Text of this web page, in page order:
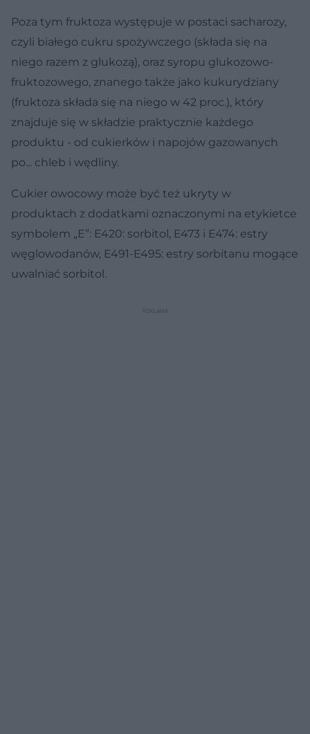
Poza tym fruktoza występuje w postaci sacharozy,
czyli białego cukru spożywczego (składa się na
niego razem z glukozą), oraz syropu glukozowo-
fruktozowego, znanego także jako kukurydziany
(fruktoza składa się na niego w 42 proc.), który
znajduje się w składzie praktycznie każdego
produktu - od cukierków i napojów gazowanych
po... chleb i wędliny.
Cukier owocowy może być też ukryty w
produktach z dodatkami oznaczonymi na etykietce
symbolem „E”: E420: sorbitol, E473 i E474: estry
węglowodanów, E491-E495: estry sorbitanu mogące
uwalniać sorbitol.